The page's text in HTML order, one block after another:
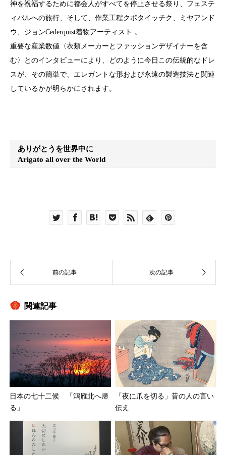
神を祝福するために都会人がすべてを停止させる祭り、フェステ
ィバルへの旅行、そして、作業工程クボタイッチク、ミヤアンド
ウ、ジョンCederquist着物アーティスト 。
重要な産業数値〈衣類メーカーとファッションデザイナーを含
む〉とのインタビューにより、どのように今日この伝統的なドレ
スが、その簡単で、エレガントな形および永遠の製造技法と関連
しているかが明らかにされます。
ありがとうを世界中に
Arigato all over the World
関連記事
日本の七十二候 「鴻雁北へ帰
る」
「夜に爪を切る」昔の人の言い
伝え